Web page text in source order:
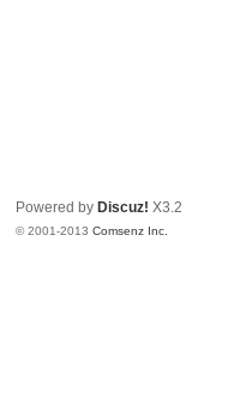
Powered by Discuz! X3.2
© 2001-2013Comsenz Inc.